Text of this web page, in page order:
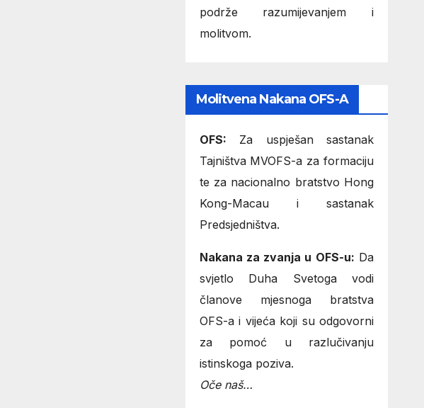
podrže razumijevanjem i
molitvom.
Molitvena Nakana OFS-A
OFS: Za uspješan sastanak
Tajništva MVOFS-a za formaciju
te za nacionalno bratstvo Hong
Kong-Macau i sastanak
Predsjedništva.
Nakana za zvanja u OFS-u: Da
svjetlo Duha Svetoga vodi
članove mjesnoga bratstva
OFS-a i vijeća koji su odgovorni
za pomoć u razlučivanju
istinskoga poziva.
Oče naš…